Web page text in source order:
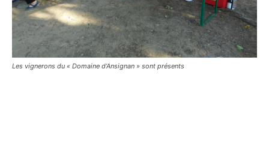
Les vignerons du « Domaine d’Ansignan » sont présents